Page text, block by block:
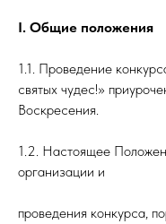
I. Общие положения
1.1. Проведение
святых чудес!»
Воскресения.
1.2. Настоящее
организации и
проведения конкурса,